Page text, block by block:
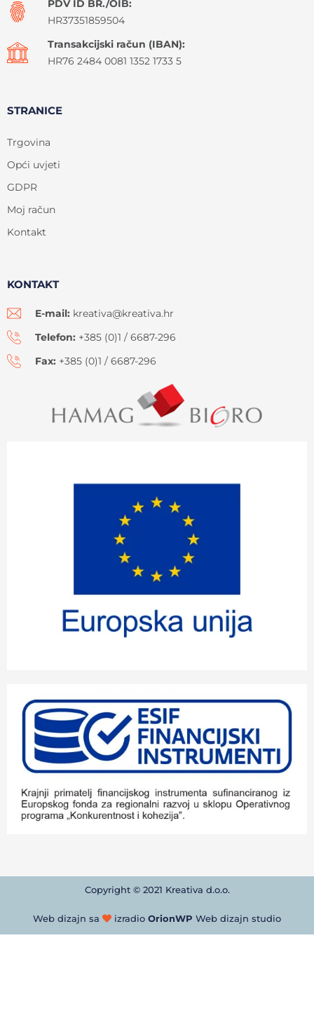
PDV ID BR./OIB:
HR37351859504
Transakcijski račun (IBAN):
HR76 2484 0081 1352 1733 5
STRANICE
Trgovina
Opći uvjeti
GDPR
Moj račun
Kontakt
KONTAKT
E-mail: kreativa@kreativa.hr
Telefon: +385 (0)1 / 6687-296
Fax: +385 (0)1 / 6687-296
Copyright © 2021 Kreativa d.o.o.
Web dizajn sa izradio OrionWP Web dizajn studio